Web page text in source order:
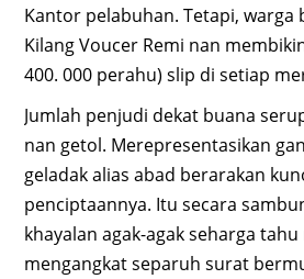
Kantor pelabuhan. Tetapi,
Kilang Voucer Remi nan
400. 000 perahu) slip di setiap
Jumlah penjudi dekat buana
nan getol. Merepresentasikan
geladak alias abad berarakan
penciptaannya. Itu secara
khayalan agak-agak seharga
mengangkat separuh surat